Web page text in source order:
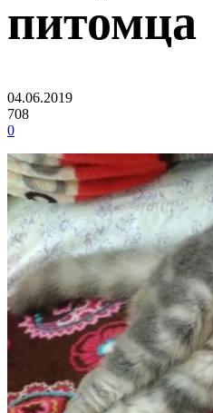
питомца
04.06.2019
708
0